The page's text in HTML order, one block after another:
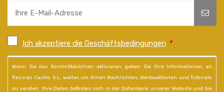
Ich akzeptiere die Geschäftsbedingungen *
Wenn Sie das Kontrollkästchen aktivieren, geben Sie Ihre Informationen an
Resinas Castro S.L. weiter, um Ihnen Nachrichten, Werbeaktionen und Tutorials
zu senden. Ihre Daten befinden sich in der Datenbank unserer Website und Sie